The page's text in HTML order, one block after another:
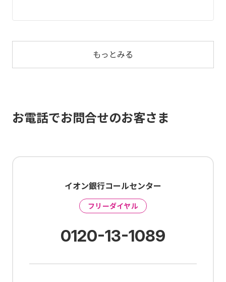
もっとみる
お電話でお問合せのお客さま
イオン銀行コールセンター
フリーダイヤル
0120-13-1089